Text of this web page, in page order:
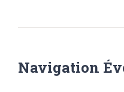
Navigation